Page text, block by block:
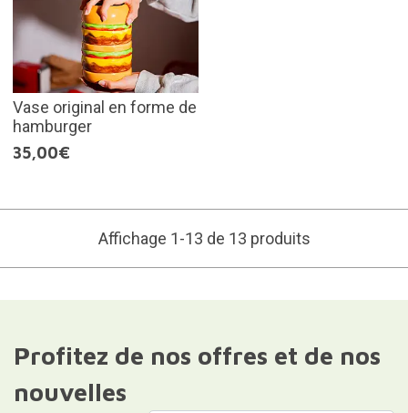
Vase original en forme de
hamburger
35,00€
Affichage 1-13 de 13 produits
Profitez de nos offres et de nos
nouvelles